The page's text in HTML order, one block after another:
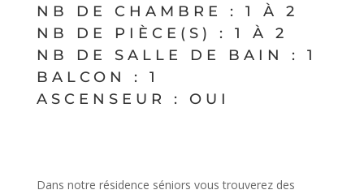
NB DE CHAMBRE : 1 À 2
NB DE PIÈCE(S) : 1 À 2
NB DE SALLE DE BAIN : 1
BALCON : 1
ASCENSEUR : OUI
Dans notre résidence séniors vous trouverez des